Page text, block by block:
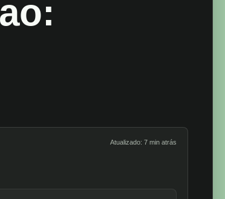
Atualizado: 7 min atrás